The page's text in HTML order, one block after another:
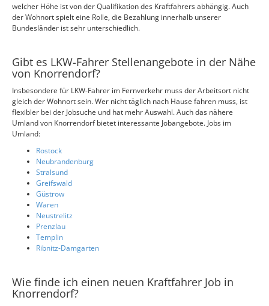
welcher Höhe ist von der Qualifikation des Kraftfahrers abhängig. Auch
der Wohnort spielt eine Rolle, die Bezahlung innerhalb unserer
Bundesländer ist sehr unterschiedlich.
Gibt es LKW-Fahrer Stellenangebote in der Nähe
von Knorrendorf?
Insbesondere für LKW-Fahrer im Fernverkehr muss der Arbeitsort nicht
gleich der Wohnort sein. Wer nicht täglich nach Hause fahren muss, ist
flexibler bei der Jobsuche und hat mehr Auswahl. Auch das nähere
Umland von Knorrendorf bietet interessante Jobangebote. Jobs im
Umland:
Rostock
Neubrandenburg
Stralsund
Greifswald
Güstrow
Waren
Neustrelitz
Prenzlau
Templin
Ribnitz-Damgarten
Wie finde ich einen neuen Kraftfahrer Job in
Knorrendorf?